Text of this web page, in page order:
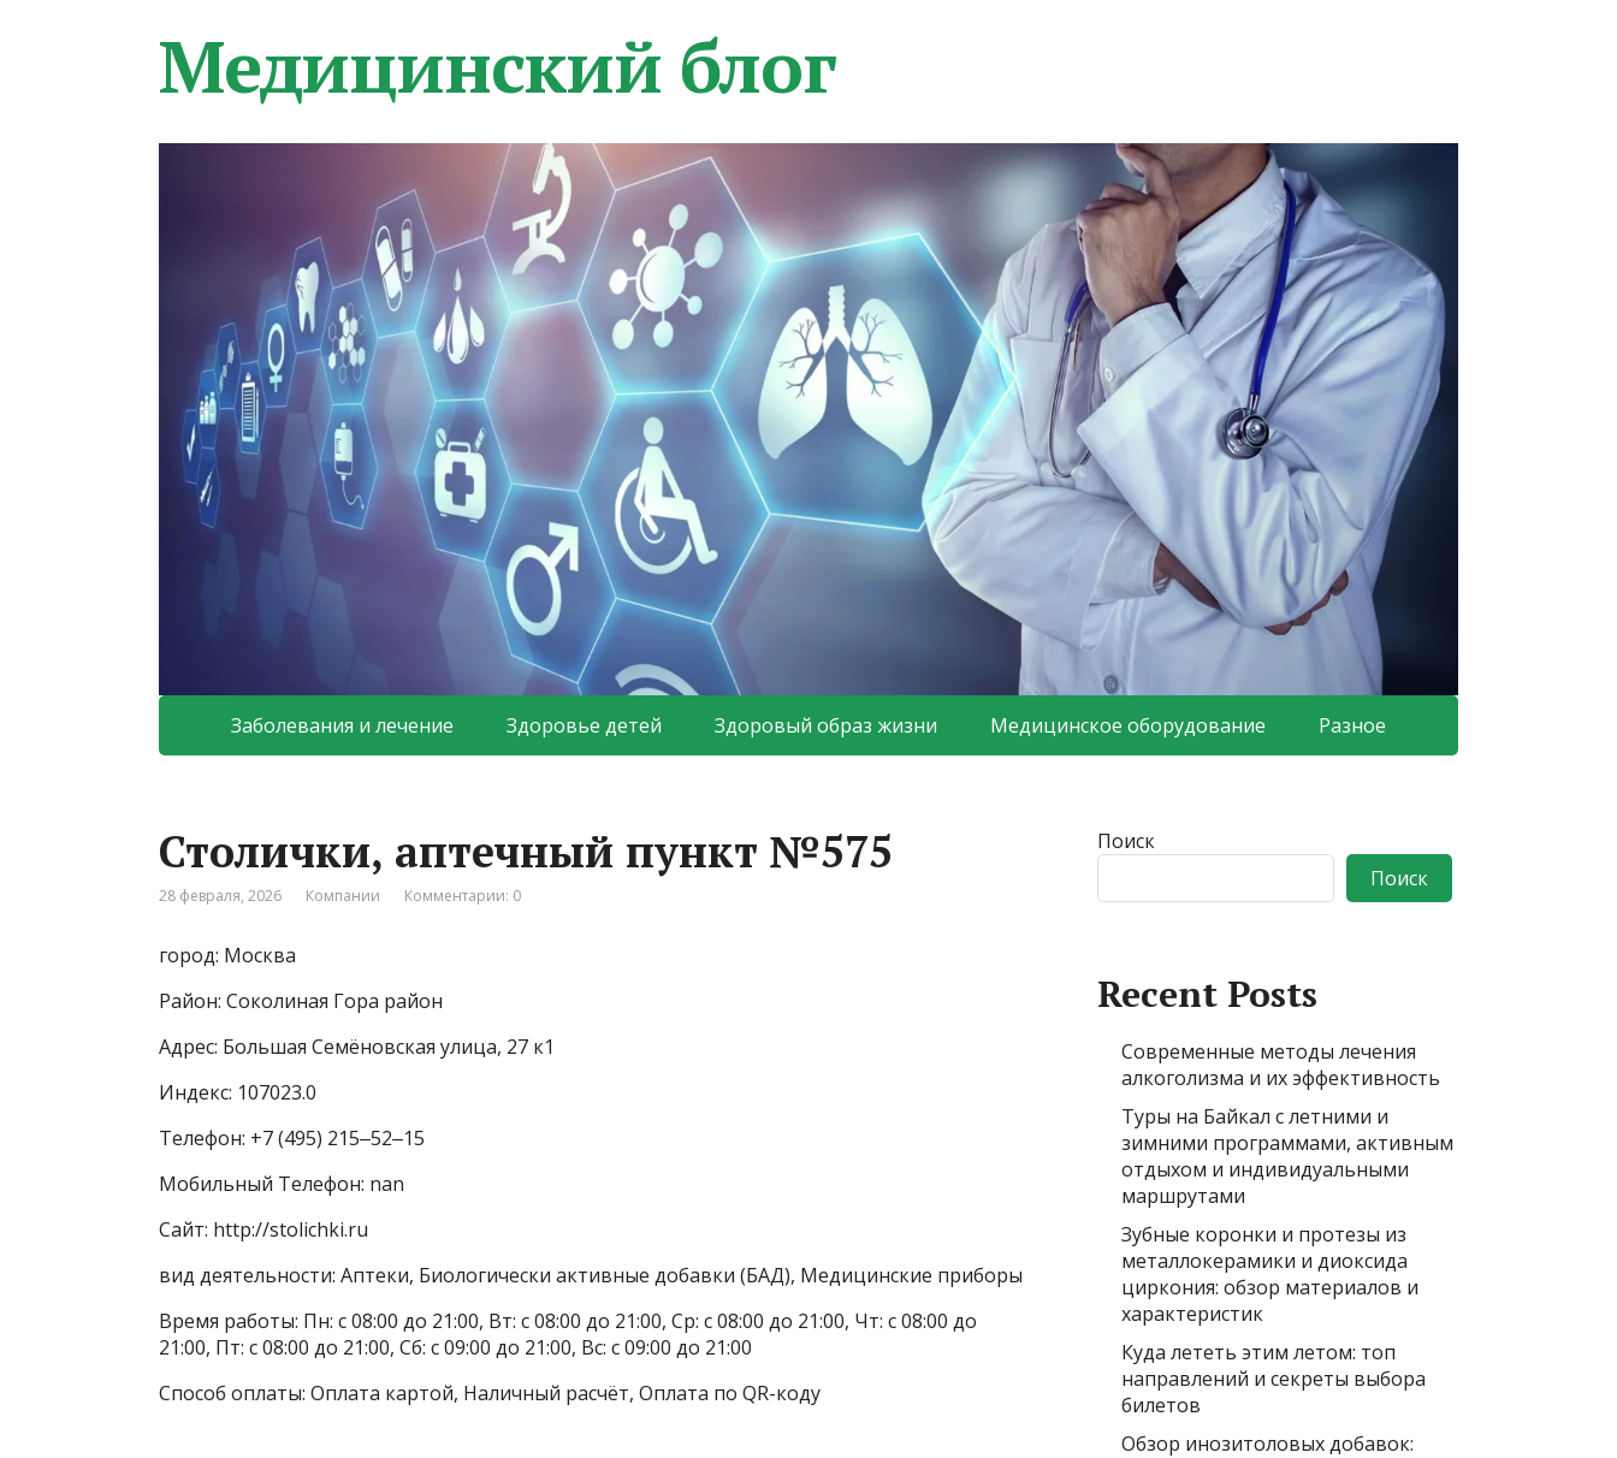
Медицинский блог
Заболевания и лечение Здоровье детей Здоровый образ жизни Медицинское оборудование Разное
Столички, аптечный пункт №575
28 февраля, 2026 Компании Комментарии: 0
город: Москва
Район: Соколиная Гора район
Адрес: Большая Семёновская улица, 27 к1
Индекс: 107023.0
Телефон: +7 (495) 215‒52‒15
Мобильный Телефон: nan
Сайт: http://stolichki.ru
вид деятельности: Аптеки, Биологически активные добавки (БАД), Медицинские приборы
Время работы: Пн: с 08:00 до 21:00, Вт: с 08:00 до 21:00, Ср: с 08:00 до 21:00, Чт: с 08:00 до
21:00, Пт: с 08:00 до 21:00, Сб: с 09:00 до 21:00, Вс: с 09:00 до 21:00
Способ оплаты: Оплата картой, Наличный расчёт, Оплата по QR-коду
Поиск
Поиск
Recent Posts
Современные методы лечения
алкоголизма и их эффективность
Туры на Байкал с летними и
зимними программами, активным
отдыхом и индивидуальными
маршрутами
Зубные коронки и протезы из
металлокерамики и диоксида
циркония: обзор материалов и
характеристик
Куда лететь этим летом: топ
направлений и секреты выбора
билетов
Обзор инозитоловых добавок: